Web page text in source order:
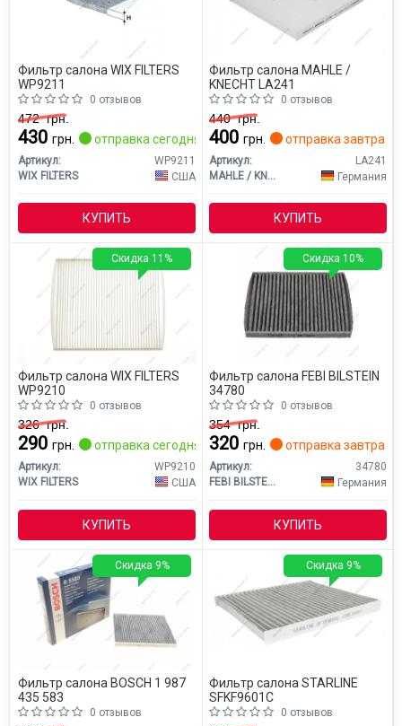
Фильтр салона WIX FILTERS
WP9211
0 отзывов
472грн.
430 грн. отправка сегодня
Артикул:
WP9211
WIX FILTERS
США
КУПИТЬ
Фильтр салона MAHLE /
KNECHT LA241
0 отзывов
440грн.
400 грн. отправка завтра
Артикул:
LA241
MAHLE / KNECHT
Германия
КУПИТЬ
Фильтр салона WIX FILTERS
WP9210
0 отзывов
326грн.
290 грн. отправка сегодня
Артикул:
WP9210
WIX FILTERS
США
КУПИТЬ
Скидка 11%
Фильтр салона FEBI BILSTEIN
34780
0 отзывов
354грн.
320 грн. отправка завтра
Артикул:
34780
FEBI BILSTEIN
Германия
КУПИТЬ
Скидка 10%
Фильтр салона BOSCH 1 987
435 583
0 отзывов
Скидка 9%
Фильтр салона STARLINE
SFKF9601C
0 отзывов
Скидка 9%